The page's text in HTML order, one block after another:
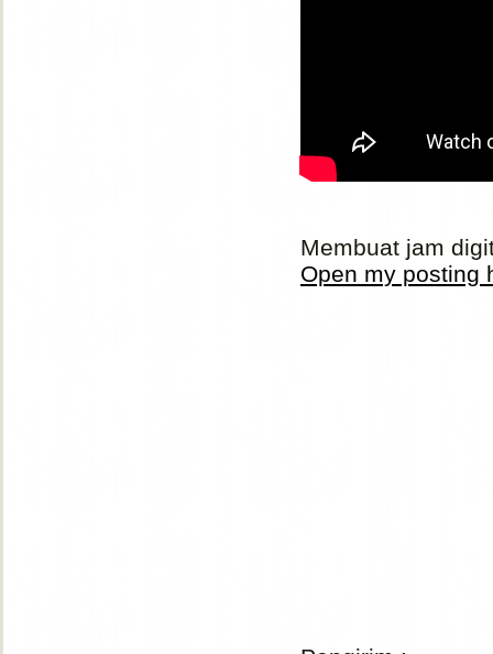
Membuat jam
Open my posting